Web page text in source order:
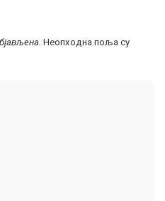
Неопходна поља су